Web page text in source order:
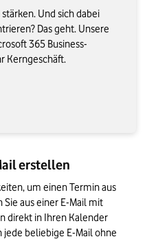
Und sich dabei
Das geht. Unsere
365 Business-
Kerngeschäft.
erstellen
um einen Termin aus
aus einer E-Mail mit
direkt in Ihren Kalender
beliebige E-Mail ohne